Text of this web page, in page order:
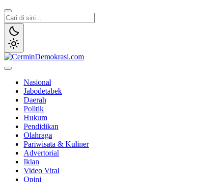
Lewati
ke
konten
Nasional
Jabodetabek
Daerah
Politik
Hukum
Pendidikan
Olahraga
Pariwisata & Kuliner
Advertorial
Iklan
Video Viral
Opini